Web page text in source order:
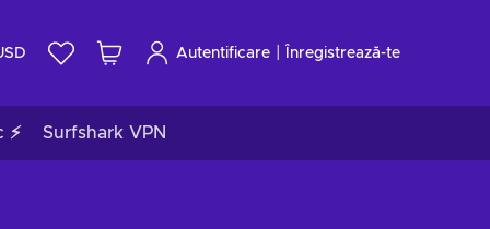
Autentificare Înregistrează-te
Surfshark VPN